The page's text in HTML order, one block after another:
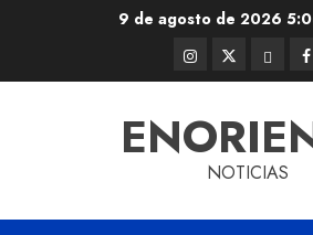
9 de agosto de 2026
Instagram
@EnOriente
Twitter
(X)
NOTICIAS